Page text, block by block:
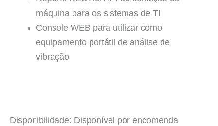
máquina para os sistemas de TI
Console WEB para utilizar como
equipamento portátil de análise de
vibração
Disponibilidade: Disponível por encomenda
Condição